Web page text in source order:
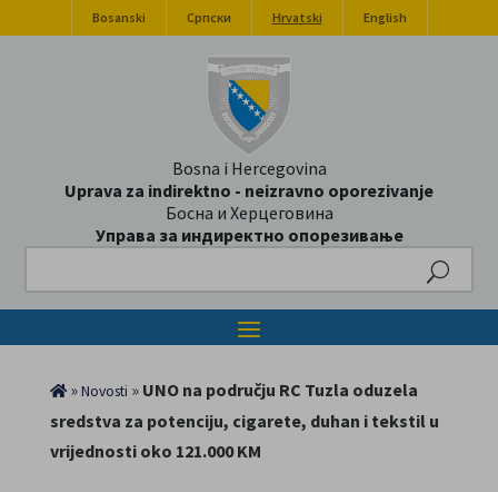
Bosanski Српски Hrvatski English
Bosna i Hercegovina
Uprava za indirektno - neizravno oporezivanje
Босна и Херцеговина
Управа за индиректно опорезивање
»Novosti » UNO na području RC Tuzla oduzela
sredstva za potenciju, cigarete, duhan i tekstil u
vrijednosti oko 121.000 KM